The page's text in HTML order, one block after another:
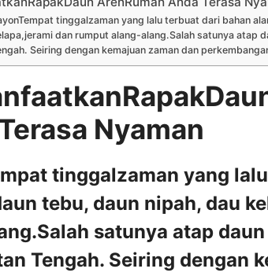
tinggalzaman yang lalu terbuat dari bahan
dan rumput alang-alang.Salah satunya atap
Seiring dengan kemajuan zaman dan
Nyaman
tinggalzaman yang
tebu, daun nipah, dau
satunya atap
Tengah. Seiring dengan